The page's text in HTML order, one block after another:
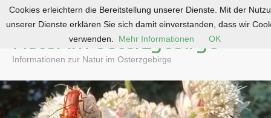
o
o
Natur im Osterzgebirge
Informationen zur Natur im Osterzgebirge
Cookies erleichtern die Bereitstellung unserer Dienste. Mit der
unserer Dienste erklären Sie sich damit einverstanden, dass wir
verwenden.
Mehr Informationen OK